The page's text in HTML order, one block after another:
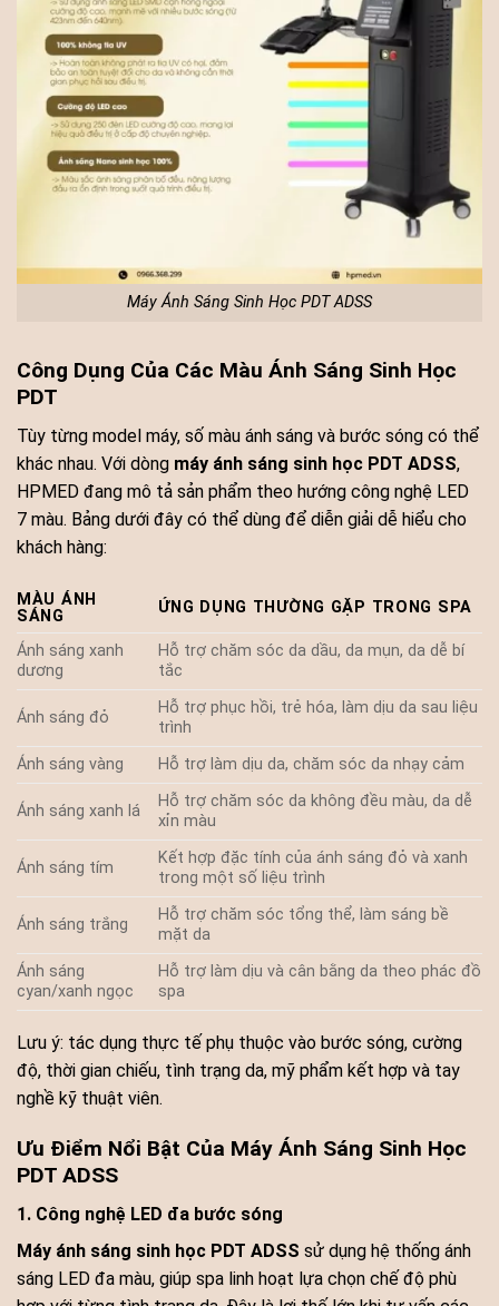
Máy Ánh Sáng Sinh Học PDT ADSS
Công Dụng Của Các Màu Ánh Sáng Sinh Học
PDT
Tùy từng model máy, số màu ánh sáng và bước sóng có thể
khác nhau. Với dòng máy ánh sáng sinh học PDT ADSS,
HPMED đang mô tả sản phẩm theo hướng công nghệ LED
7 màu. Bảng dưới đây có thể dùng để diễn giải dễ hiểu cho
khách hàng:
MÀU ÁNH
SÁNG
ỨNG DỤNG THƯỜNG GẶP TRONG SPA
Ánh sáng xanh
dương
Hỗ trợ chăm sóc da dầu, da mụn, da dễ bí
tắc
Ánh sáng đỏ
Hỗ trợ phục hồi, trẻ hóa, làm dịu da sau liệu
trình
Ánh sáng vàng
Hỗ trợ làm dịu da, chăm sóc da nhạy cảm
Ánh sáng xanh lá
Hỗ trợ chăm sóc da không đều màu, da dễ
xỉn màu
Ánh sáng tím
Kết hợp đặc tính của ánh sáng đỏ và xanh
trong một số liệu trình
Ánh sáng trắng
Hỗ trợ chăm sóc tổng thể, làm sáng bề
mặt da
Ánh sáng
cyan/xanh ngọc
Hỗ trợ làm dịu và cân bằng da theo phác đồ
spa
Lưu ý: tác dụng thực tế phụ thuộc vào bước sóng, cường
độ, thời gian chiếu, tình trạng da, mỹ phẩm kết hợp và tay
nghề kỹ thuật viên.
Ưu Điểm Nổi Bật Của Máy Ánh Sáng Sinh Học
PDT ADSS
1. Công nghệ LED đa bước sóng
Máy ánh sáng sinh học PDT ADSS sử dụng hệ thống ánh
sáng LED đa màu, giúp spa linh hoạt lựa chọn chế độ phù